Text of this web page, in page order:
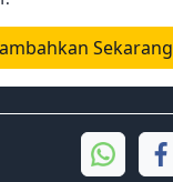
Sekarang